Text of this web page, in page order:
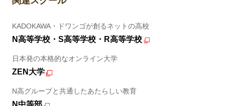
KADOKAWA・ドワンゴが創るネットの高校
N高等学校・S高等学校・R高等学校
日本発の本格的なオンライン大学
ZEN大学
N高グループと共通したあたらしい教育